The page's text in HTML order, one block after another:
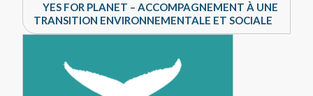
YES FOR PLANET – ACCOMPAGNEMENT À UNE
TRANSITION ENVIRONNEMENTALE ET SOCIALE